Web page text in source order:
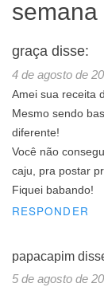
graça disse:
4 de agosto de
Amei sua receita
Mesmo sendo
diferente!
Você não
caju, pra postar
Fiquei babando!
RESPONDER
papacapim
5 de agosto de